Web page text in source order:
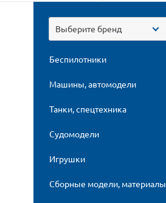
Выберите бренд
Беспилотники
Машины, автомодели
Танки, спецтехника
Судомодели
Игрушки
Сборные модели, материалы